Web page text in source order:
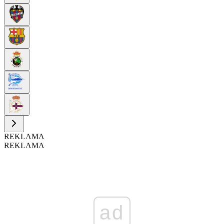
REKLAMA
REKLAMA
ad